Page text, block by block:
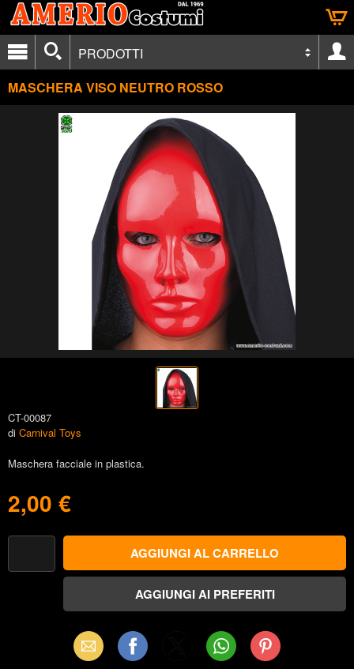
PRODOTTI
MASCHERA VISO NEUTRO ROSSO
CT-00087
di Carnival Toys
Maschera facciale in plastica.
2,00 €
Email Facebook WhatsAppPinterest